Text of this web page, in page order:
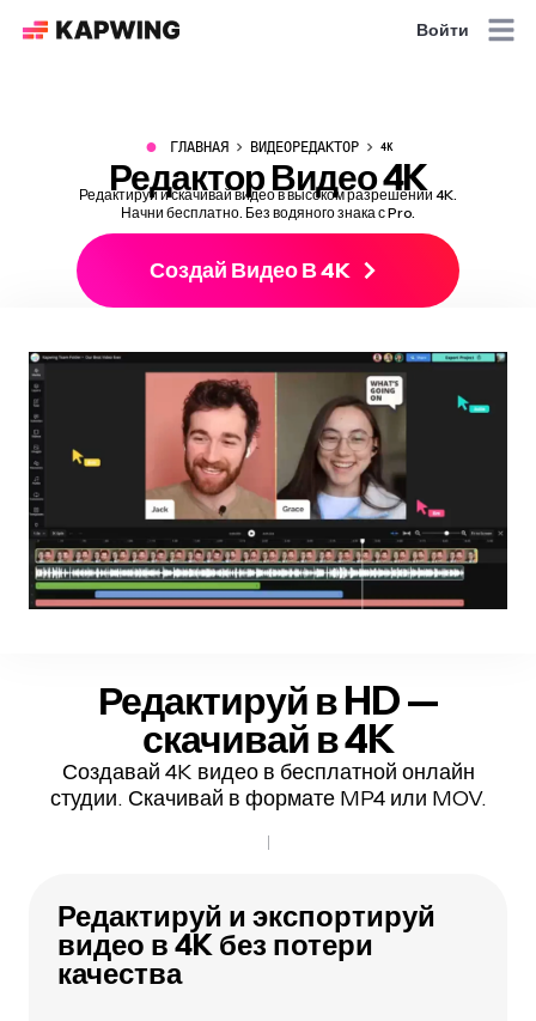
Войти
● ГЛАВНАЯ ВИДЕОРЕДАКТОР 4K
Редактор Видео 4K
Редактируй и скачивай видео в высоком разрешении 4K.
Начни бесплатно. Без водяного знака с Pro.
Создай Видео В 4K
Редактируй в HD —
скачивай в 4K
Создавай 4K видео в бесплатной онлайн
студии. Скачивай в формате MP4 или MOV.
Редактируй и экспортируй
видео в 4K без потери
качества